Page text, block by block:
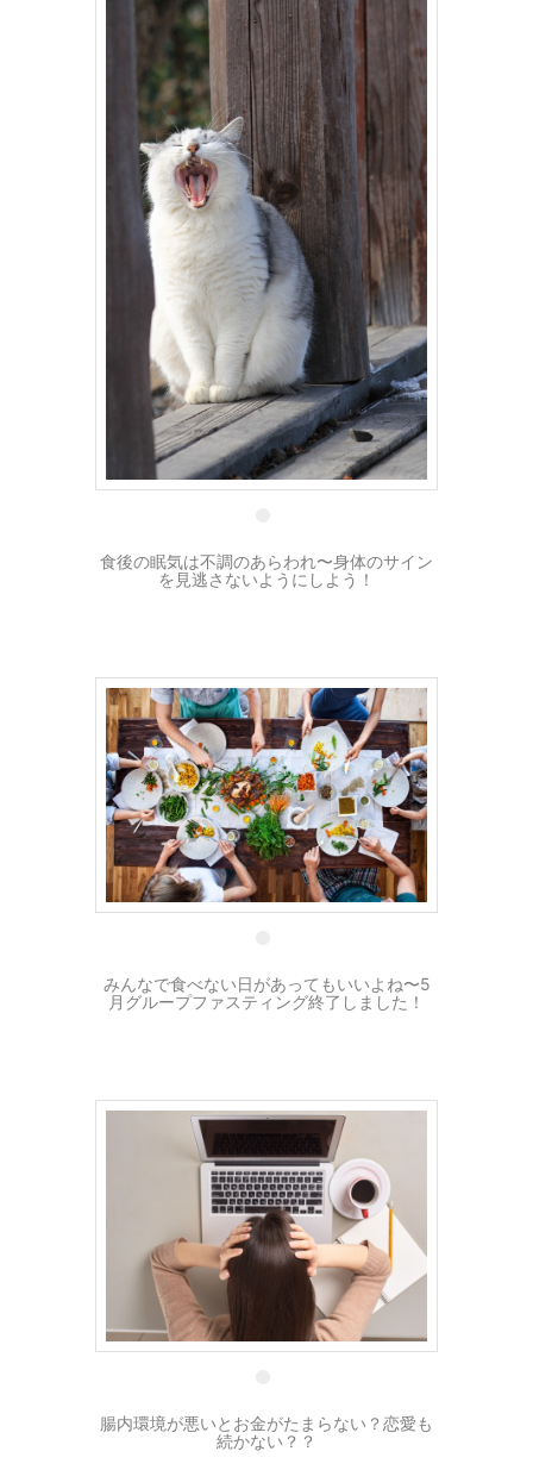
22 5月
食後の眠気は不調のあらわれ〜身体のサイン
を見逃さないようにしよう！
21 5月
みんなで食べない日があってもいいよね〜5
月グループファスティング終了しました！
17 1月
腸内環境が悪いとお金がたまらない？恋愛も
続かない？？